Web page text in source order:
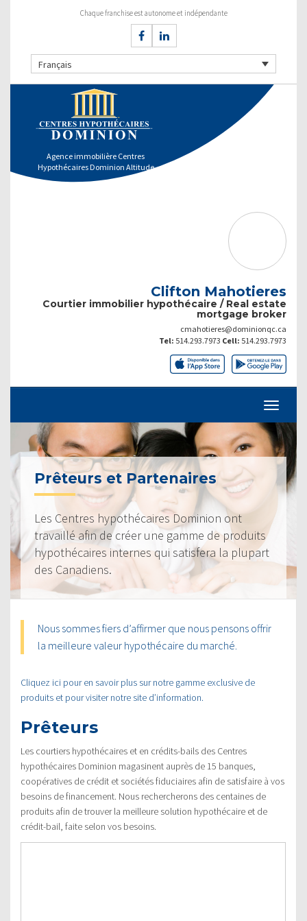
Chaque franchise est autonome et indépendante
Français
Agence immobilière Centres
Hypothécaires Dominion Altitude
Clifton Mahotieres
Courtier immobilier hypothécaire / Real estate
mortgage broker
cmahotieres@dominionqc.ca
Tel: 514.293.7973 Cell: 514.293.7973
Prêteurs et Partenaires
Les Centres hypothécaires Dominion ont
travaillé afin de créer une gamme de produits
hypothécaires internes qui satisfera la plupart
des Canadiens.
Nous sommes fiers d’affirmer que nous pensons offrir
la meilleure valeur hypothécaire du marché.
Cliquez ici pour en savoir plus sur notre gamme exclusive de
produits et pour visiter notre site d’information.
Prêteurs
Les courtiers hypothécaires et en crédits-bails des Centres
hypothécaires Dominion magasinent auprès de 15 banques,
coopératives de crédit et sociétés fiduciaires afin de satisfaire à vos
besoins de financement. Nous rechercherons des centaines de
produits afin de trouver la meilleure solution hypothécaire et de
crédit-bail, faite selon vos besoins.